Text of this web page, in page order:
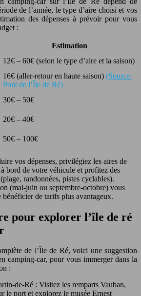
de l’année, le type d’aire choisi et vos
des dépenses à prévoir pour vous
:
Estimation
12€ – 60€ (selon le type d’aire et la saison)
16€ (aller-retour en haute saison) (Source:
Pont de l’Île de Ré)
30€ – 50€
20€ – 40€
50€ – 100€
vos dépenses, privilégiez les aires de
bord de votre véhicule et profitez des
randonnées, pistes cyclables).
(mai-juin ou septembre-octobre) vous
bénéficier de tarifs plus avantageux.
pour explorer l’île de ré
de l’Île de Ré, voici une suggestion
camping-car, pour vous immerger dans la
:
de-Ré : Visitez les remparts Vauban,
le port et explorez le musée Ernest